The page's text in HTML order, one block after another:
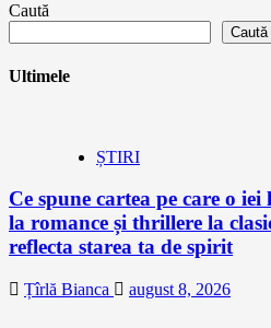
Caută
Caută
Ultimele
ȘTIRI
Ce spune cartea pe care o
la romance și thrillere la
reflecta starea ta de spirit
Țîrlă Bianca august 8, 2026